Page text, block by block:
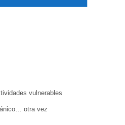
vulnerables
otra vez